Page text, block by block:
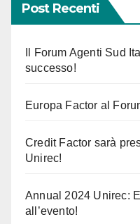
Post Recenti
Il Forum Agenti Sud
successo!
Europa Factor al
Credit Factor sarà
Unirec!
Annual 2024 Unirec:
all’evento!